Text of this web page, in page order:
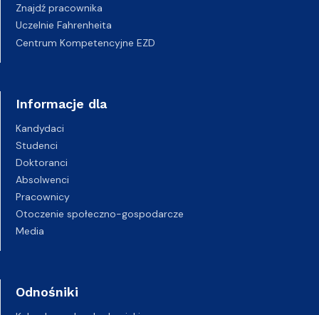
Znajdź pracownika
Uczelnie Fahrenheita
Centrum Kompetencyjne EZD
Informacje dla
Kandydaci
Studenci
Doktoranci
Absolwenci
Pracownicy
Otoczenie społeczno-gospodarcze
Media
Odnośniki